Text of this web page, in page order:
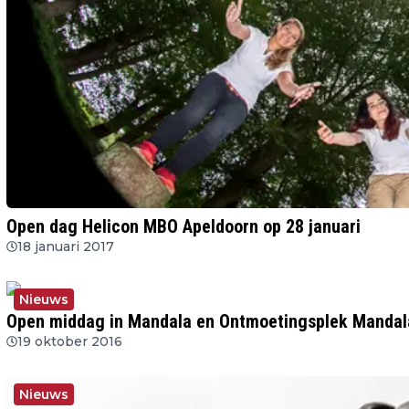
Open dag Helicon MBO Apeldoorn op 28 januari
18 januari 2017
Nieuws
Open middag in Mandala en Ontmoetingsplek
19 oktober 2016
Nieuws